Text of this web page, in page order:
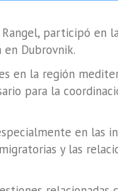
participó en
Dubrovnik.
en la región
para la
en las
y las